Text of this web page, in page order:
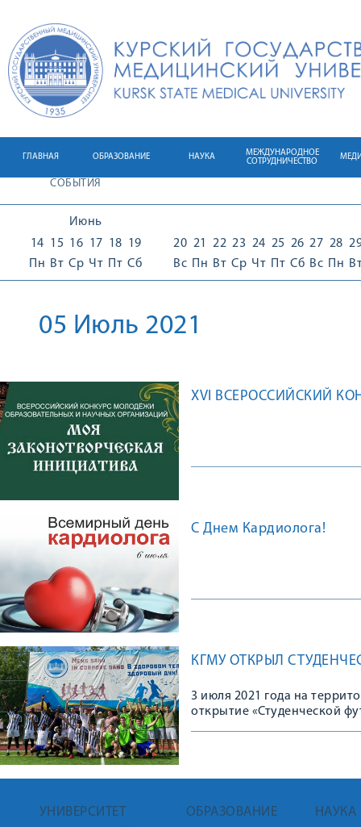
ГЛАВНАЯ ОБРАЗОВАНИЕ НАУКА
МЕЖДУНАРОДНОЕ
СОТРУДНИЧЕСТВО
СОБЫТИЯ
Июнь
14
Пн
15
Вт
16
Ср
17
Чт
18
Пт
19
Сб
20
Вс
21
Пн
22
Вт
23
Ср
24
Чт
25
Пт
26
Сб
27
Вс
28
Пн
05 Июль 2021
XVI ВСЕРОССИЙСКИЙ
С Днем Кардиолога!
КГМУ ОТКРЫЛ
3 июля 2021 года на
открытие «Студенческой
УНИВЕРСИТЕТ ОБРАЗОВАНИЕ НАУКА